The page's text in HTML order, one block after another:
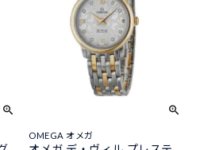
OMEGA オメガ